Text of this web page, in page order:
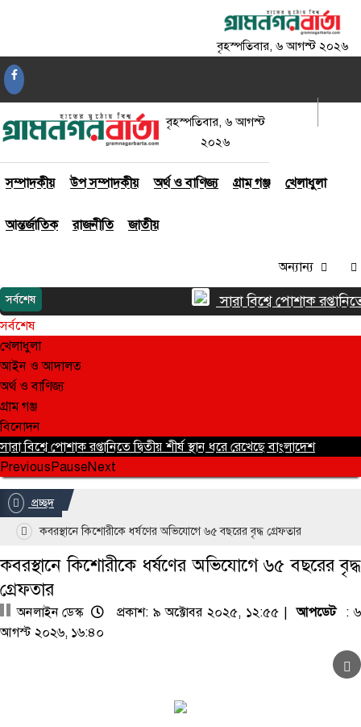
বৃহস্পতিবার, ৬ আগস্ট ২০২৬
বৃহস্পতিবার, ৬ আগস্ট
২০২৬
সম্পাদকীয় উপ সম্পাদকীয় অর্থ ও বাণিজ্য গ্রাম গঞ্জ খেলাধুলা
আন্তর্জাতিক রাজনীতি জাতীয়
অন্যান্য
সর্বশেষ সারা বিশ্বে পোশাক রপ্তানিতে
সর্বশেষ
খেলাধুলা
আইন ও আদালত
অর্থ ও বাণিজ্য
গ্রাম গঞ্জ
বিনোদন
সারা বিশ্বে পোশাক রপ্তানিতে দ্বিতীয় শীর্ষ স্থান ধরে রেখেছে বাংলাদেশ
PreviousPauseNext
প্রচ্ছদ
কবরস্থানে কিশোরীকে ধর্ষণের অভিযোগে ৬৫ বছরের বৃদ্ধ গ্রেফতার
কবরস্থানে কিশোরীকে ধর্ষণের অভিযোগে ৬৫ বছরের বৃদ্ধ
গ্রেফতার
অনলাইন ডেস্ক প্রকাশ: ৯ অক্টোবর ২০২৫, ১২:৫৫ |আপডেট: ৬
আগস্ট ২০২৬, ১৬:৪০